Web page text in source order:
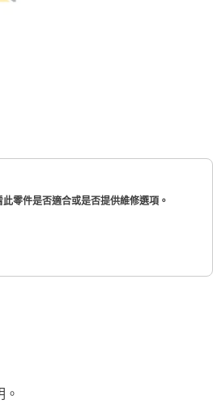
零件是否適合或是否提供維修選項。